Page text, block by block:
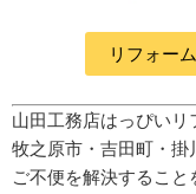
リフォー
山田工務店はっぴいリ
牧之原市・吉田町 ・掛
ご不便を解決するこ